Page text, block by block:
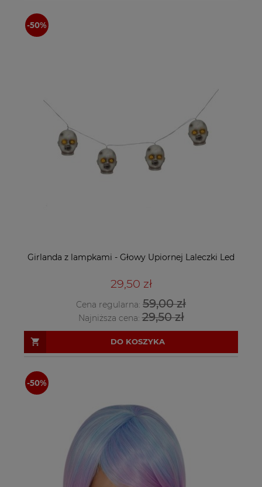
Girlanda z lampkami - Głowy Upiornej Laleczki Led
29,50 zł
Cena regularna: 59,00 zł
Najniższa cena:29,50 zł
DO KOSZYKA